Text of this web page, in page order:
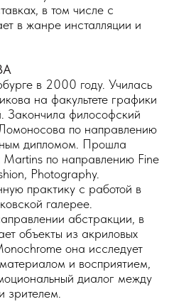
в том числе с
в жанре инсталляции и
в 2000 году. Училась
на факультете графики
Закончила философский
по направлению
дипломом. Прошла
по направлению Fine
Photography.
практику с работой в
галерее.
абстракции, в
объекты из акриловых
она исследует
и восприятием,
диалог между
зрителем.